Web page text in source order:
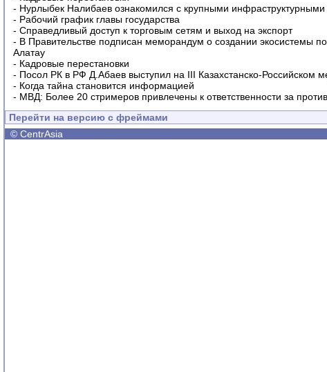
- Нурлыбек Налибаев ознакомился с крупными
- Рабочий график главы государства
- Справедливый доступ к торговым сетям и выход на экспорт
- В Правительстве подписан меморандум о создании экосистемы
Алатау
- Кадровые перестановки
- Посол РК в РФ Д.Абаев выступил на III Казахстанско-Российском
- Когда тайна становится информацией
- МВД: Более 20 стримеров привлечены к ответственности за
Перейти на версию с фреймами
© CentrAsia